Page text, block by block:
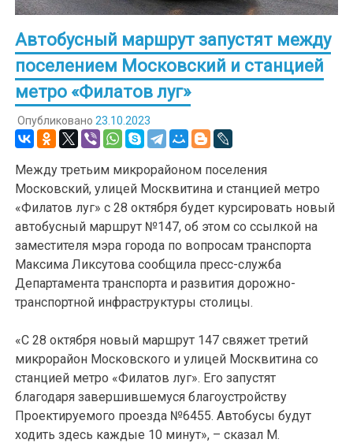
Автобусный маршрут запустят между
поселением Московский и станцией
метро «Филатов луг»
Опубликовано 23.10.2023
Между третьим микрорайоном поселения
Московский, улицей Москвитина и станцией метро
«Филатов луг» с 28 октября будет курсировать новый
автобусный маршрут №147, об этом со ссылкой на
заместителя мэра города по вопросам транспорта
Максима Ликсутова сообщила пресс-служба
Департамента транспорта и развития дорожно-
транспортной инфраструктуры столицы.
«С 28 октября новый маршрут 147 свяжет третий
микрорайон Московского и улицей Москвитина со
станцией метро «Филатов луг». Его запустят
благодаря завершившемуся благоустройству
Проектируемого проезда №6455. Автобусы будут
ходить здесь каждые 10 минут», – сказал М.